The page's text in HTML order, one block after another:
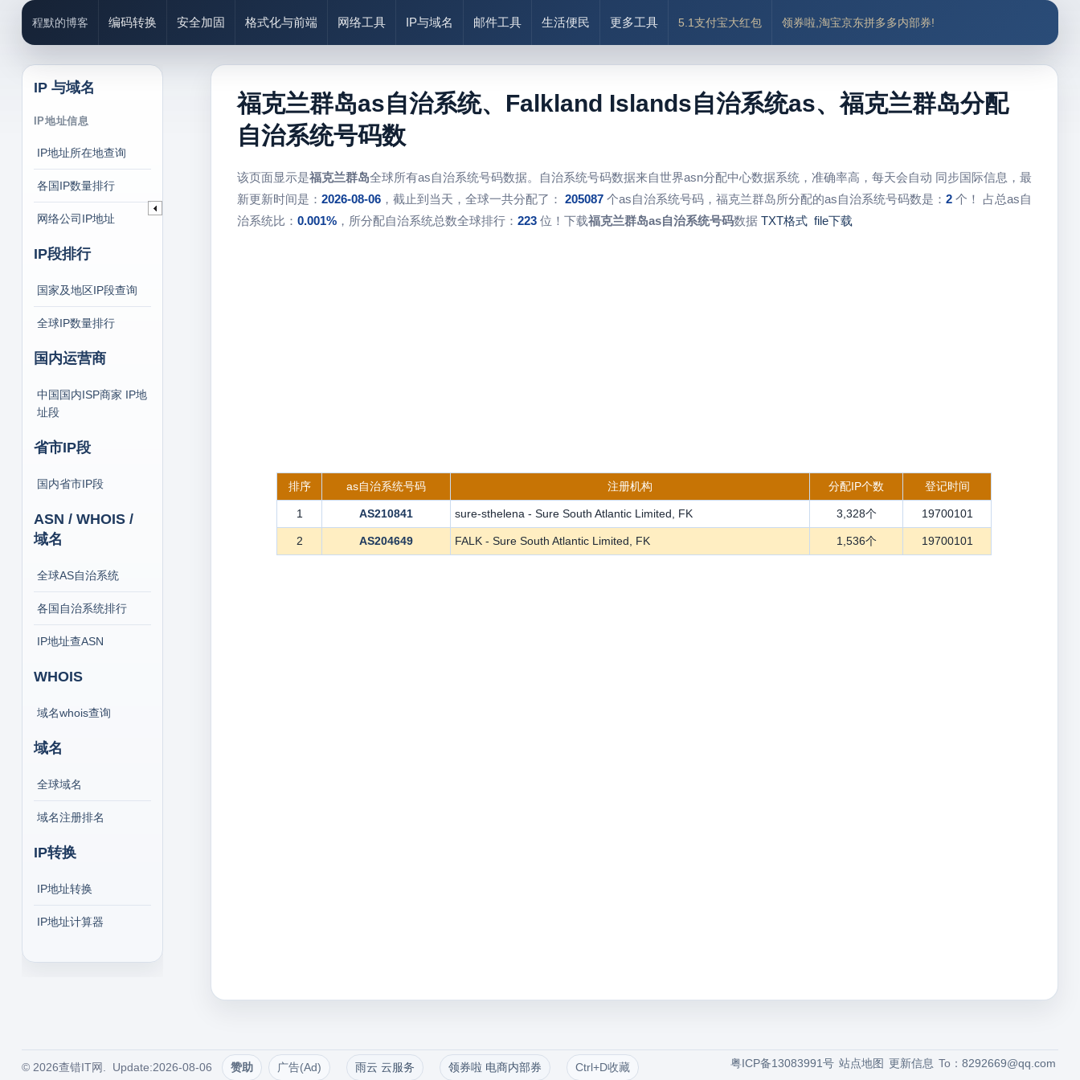
程默的博客 编码转换 安全加固 格式化与前端 网络工具 IP与域名 邮件工具 生活便民 更多工具 5.1支付宝大红包 领券啦,淘宝京东拼多多内部券!
IP 与域名
IP地址信息
IP地址所在地查询
各国IP数量排行
网络公司IP地址
IP段排行
国家及地区IP段查询
全球IP数量排行
国内运营商
中国国内ISP商家 IP地
址段
省市IP段
国内省市IP段
ASN / WHOIS /
域名
全球AS自治系统
各国自治系统排行
IP地址查ASN
WHOIS
域名whois查询
域名
全球域名
域名注册排名
IP转换
IP地址转换
IP地址计算器
福克兰群岛as自治系统、Falkland Islands自治系统as、福克兰群岛分配
自治系统号码数
该页面显示是福克兰群岛全球所有as自治系统号码数据。自治系统号码数据来自世界asn分配中心数据系统，准确率高，每天会自动 同步国际信息，最
新更新时间是： 2026-08-06，截止到当天，全球一共分配了： 205087个as自治系统号码，福克兰群岛所分配的as自治系统号码数是： 2个！ 占总as自
治系统比： 0.001%，所分配自治系统总数全球排行： 223位！下载福克兰群岛as自治系统号码数据 TXT格式 file下载
排序 as自治系统号码 注册机构 分配IP个数 登记时间
1 AS210841 sure-sthelena - Sure South Atlantic Limited, FK 3,328个 19700101
2 AS204649 FALK - Sure South Atlantic Limited, FK 1,536个 19700101
© 2026查错IT网. Update:2026-08-06 赞助 广告(Ad) 雨云 云服务 领券啦 电商内部券 Ctrl+D收藏 To：8292669@qq.com
更新信息
站点地图
粤ICP备13083991号